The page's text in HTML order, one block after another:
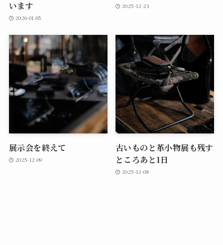
います
2026-01-05
2025-12-21
展示会を終えて
2025-12-09
古いものと革小物展も残す
ところあと1日
2025-12-08